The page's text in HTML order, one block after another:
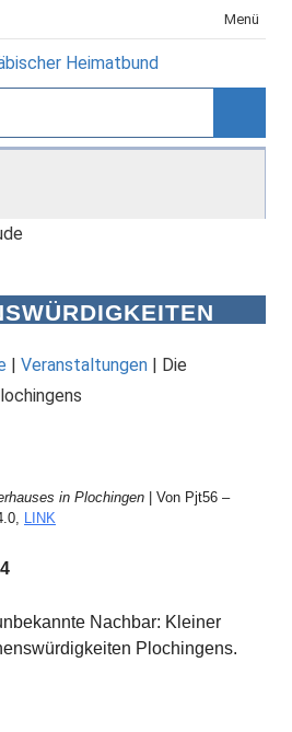
Menü
| Veranstaltungen | Die
in Plochingen | Von Pjt56 –
LINK
Nachbar: Kleiner
Plochingens.